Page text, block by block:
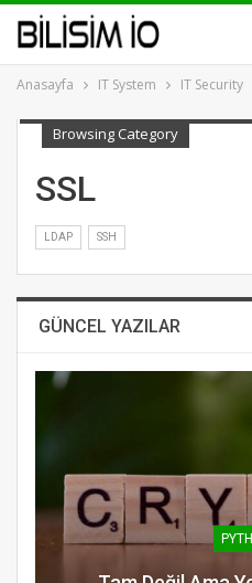
Anasayfa IT System IT Security
Browsing Category
SSL
LDAP SSH
GÜNCEL YAZILAR